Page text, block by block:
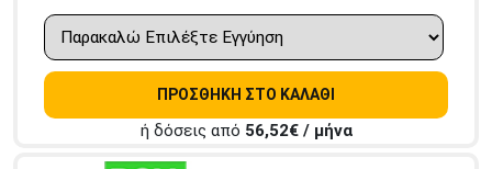
ΠΡΟΣΘΗΚΗ ΣΤΟ ΚΑΛΑΘΙ
ή δόσεις από 56,52€ / μήνα